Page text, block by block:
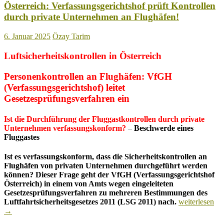
Österreich: Verfassungsgerichtshof prüft Kontrollen
durch private Unternehmen an Flughäfen!
6. Januar 2025 Özay Tarim
Luftsicherheitskontrollen in Österreich
Personenkontrollen an Flughäfen: VfGH
(Verfassungsgerichtshof) leitet
Gesetzesprüfungsverfahren ein
Ist die Durchführung der Fluggastkontrollen durch private
Unternehmen verfassungskonform? – Beschwerde eines
Fluggastes
Ist es verfassungskonform, dass die Sicherheitskontrollen an
Flughäfen von privaten Unternehmen durchgeführt werden
können? Dieser Frage geht der VfGH (Verfassungsgerichtshof
Österreich) in einem von Amts wegen eingeleiteten
Gesetzesprüfungsverfahren zu mehreren Bestimmungen des
Luftfahrtsicherheitsgesetzes 2011 (LSG 2011) nach. Österreich:
weiterlesen
→